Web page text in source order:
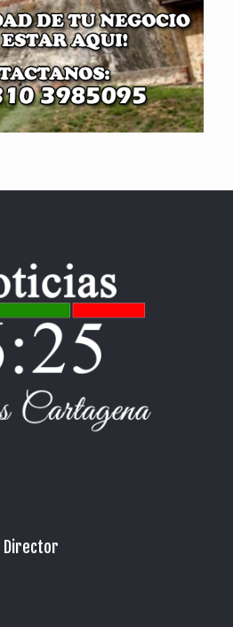
Director